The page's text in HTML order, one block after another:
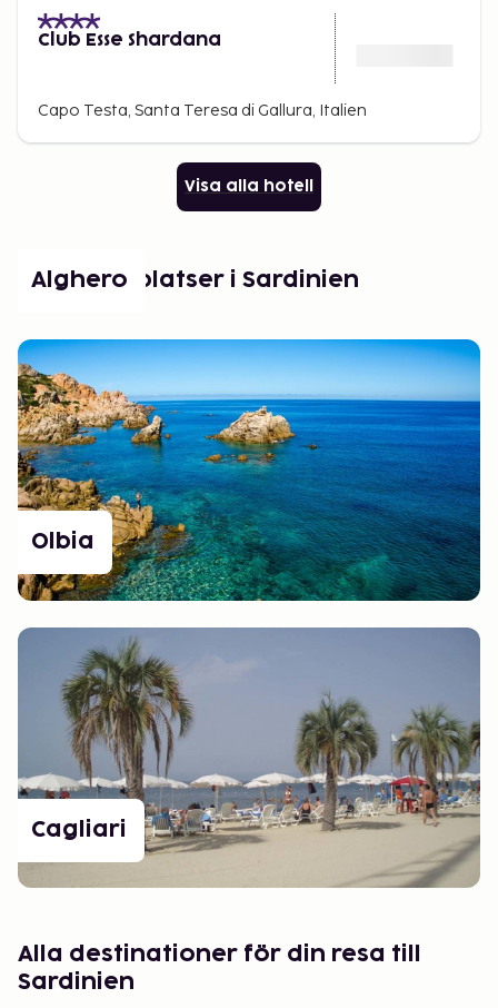
Club Esse Shardana
Capo Testa, Santa Teresa di Gallura, Italien
Visa alla hotell
Populära platser i Sardinien
Alghero
Olbia
Cagliari
Alla destinationer för din resa till
Sardinien